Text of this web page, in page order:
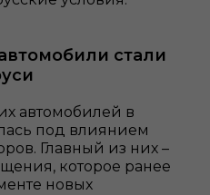
стали
автомобилей в
под влиянием
Главный из них –
которое ранее
новых